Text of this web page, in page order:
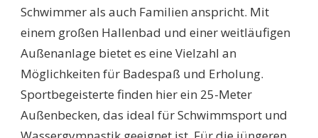
Schwimmer als auch Familien anspricht. Mit
einem großen Hallenbad und einer weitläufigen
Außenanlage bietet es eine Vielzahl an
Möglichkeiten für Badespaß und Erholung.
Sportbegeisterte finden hier ein 25-Meter
Außenbecken, das ideal für Schwimmsport und